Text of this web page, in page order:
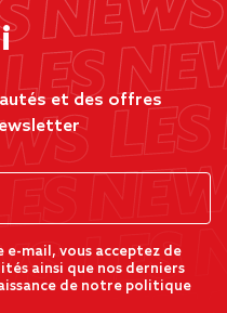
et des offres
e-mail, vous acceptez de
ainsi que nos derniers
de notre politique